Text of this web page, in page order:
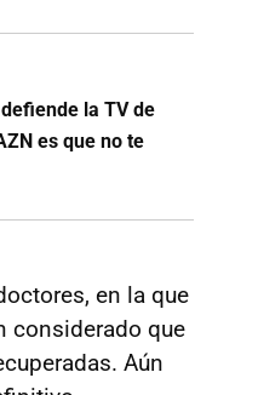
la TV de
es que no te
en la que
considerado que
Aún